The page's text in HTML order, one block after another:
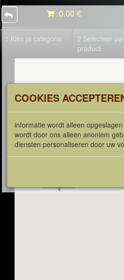
:0.00 €
1.Kies je categorie 2.Selecteer uw
product
COOKIES
informatie wordt alleen
wordt door ons alleen anoniem
diensten personaliseren door uw